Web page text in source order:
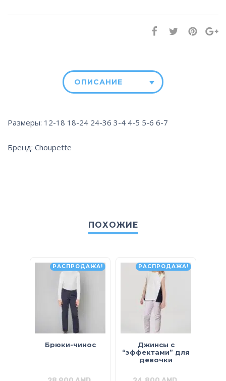
ОПИСАНИЕ
Размеры: 12-18 18-24 24-36 3-4 4-5 5-6 6-7
Бренд: Choupette
ПОХОЖИЕ
РАСПРОДАЖА!
Брюки-чинос
РАСПРОДАЖА!
Джинсы с
“эффектами” для
девочки